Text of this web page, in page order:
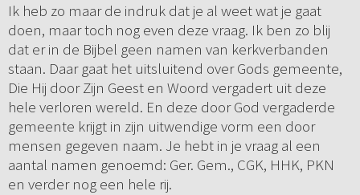
Ik heb zo maar de indruk dat je al weet wat je gaat
doen, maar toch nog even deze vraag. Ik ben zo blij
dat er in de Bijbel geen namen van kerkverbanden
staan. Daar gaat het uitsluitend over Gods gemeente,
Die Hij door Zijn Geest en Woord vergadert uit deze
hele verloren wereld. En deze door God vergaderde
gemeente krijgt in zijn uitwendige vorm een door
mensen gegeven naam. Je hebt in je vraag al een
aantal namen genoemd: Ger. Gem., CGK, HHK, PKN
en verder nog een hele rij.